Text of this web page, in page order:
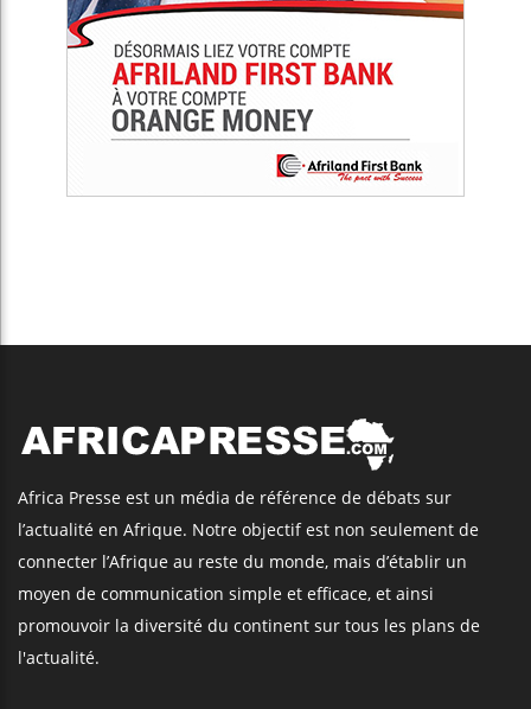
Africa Presse est un média de référence de débats sur
l’actualité en Afrique. Notre objectif est non seulement de
connecter l’Afrique au reste du monde, mais d’établir un
moyen de communication simple et efficace, et ainsi
promouvoir la diversité du continent sur tous les plans de
l'actualité.